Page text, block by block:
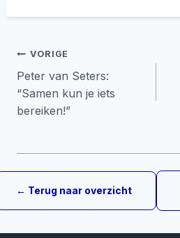
Bericht
navigatie
VORIGE
Peter van Seters:
“Samen kun je iets
bereiken!”
← Terug naar overzicht